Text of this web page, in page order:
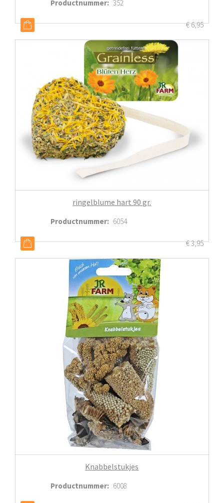
Productnummer: 352
€6,95
ringelblume hart 90 gr.
Productnummer: 6054
€3,95
Knabbelstukjes
Productnummer: 6008